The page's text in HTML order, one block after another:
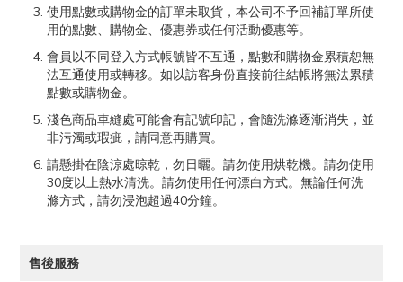
使用點數或購物金的訂單未取貨，本公司不予回補訂單所使
用的點數、購物金、優惠券或任何活動優惠等。
會員以不同登入方式帳號皆不互通，點數和購物金累積恕無
法互通使用或轉移。如以訪客身份直接前往結帳將無法累積
點數或購物金。
淺色商品車縫處可能會有記號印記，會隨洗滌逐漸消失，並
非污濁或瑕疵，請同意再購買。
請懸掛在陰涼處晾乾，勿日曬。請勿使用烘乾機。請勿使用
30度以上熱水清洗。請勿使用任何漂白方式。無論任何洗
滌方式，請勿浸泡超過40分鐘。
售後服務